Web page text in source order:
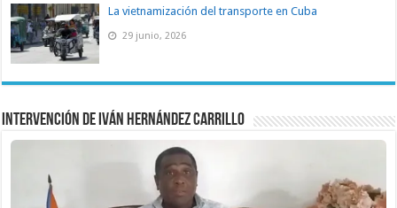
La vietnamización del transporte en Cuba
29 junio, 2026
Intervención de Iván Hernández Carrillo